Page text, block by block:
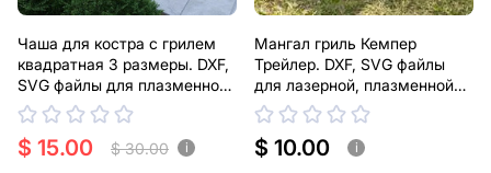
Чаша для костра с грилем
квадратная 3 размеры. DXF,
SVG файлы для плазменной,
лазерной резки
$ 15.00 $ 30.00 i
Мангал гриль Кемпер
Трейлер. DXF, SVG файлы
для лазерной, плазменной
резки
$ 10.00 i